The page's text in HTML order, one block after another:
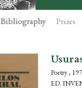
Bibliography Prizes
Poetry ,
ED.